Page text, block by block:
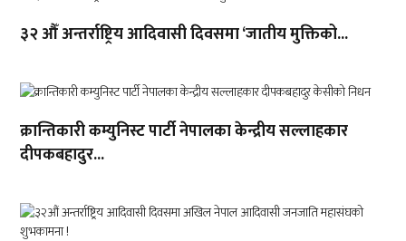
३२ औँ अन्तर्राष्ट्रिय आदिवासी दिवसमा ‘जातीय मुक्तिको...
क्रान्तिकारी कम्युनिस्ट पार्टी नेपालका केन्द्रीय सल्लाहकार
दीपकबहादुर...